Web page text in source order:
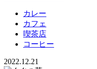
カレー
カフェ
喫茶店
コーヒー
2022.12.21